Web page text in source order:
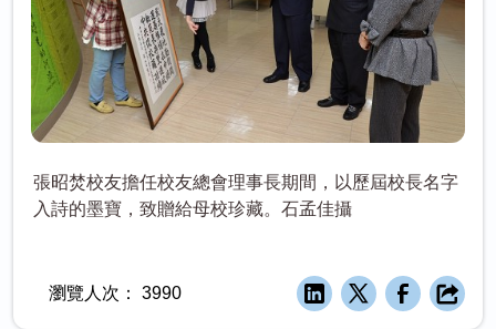
張昭焚校友擔任校友總會理事長期間，以歷屆校長名字
入詩的墨寶，致贈給母校珍藏。石孟佳攝
瀏覽人次： 3990